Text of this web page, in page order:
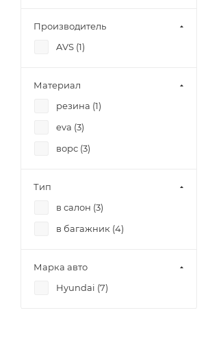
Производитель
AVS (1)
Материал
резина (1)
eva (3)
ворс (3)
Тип
в салон (3)
в багажник (4)
Марка авто
Hyundai (7)